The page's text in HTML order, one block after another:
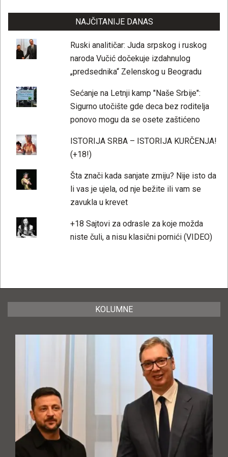
NAJČITANIJE DANAS
Ruski analitičar: Juda srpskog i ruskog
naroda Vučić dočekuje izdahnulog
„predsednika“ Zelenskog u Beogradu
Sećanje na Letnji kamp "Naše Srbije":
Sigurno utočište gde deca bez roditelja
ponovo mogu da se osete zaštićeno
ISTORIJA SRBA – ISTORIJA KURČENJA!
(+18!)
Šta znači kada sanjate zmiju? Nije isto da
li vas je ujela, od nje bežite ili vam se
zavukla u krevet
+18 Sajtovi za odrasle za koje možda
niste čuli, a nisu klasični pornići (VIDEO)
KOLUMNE